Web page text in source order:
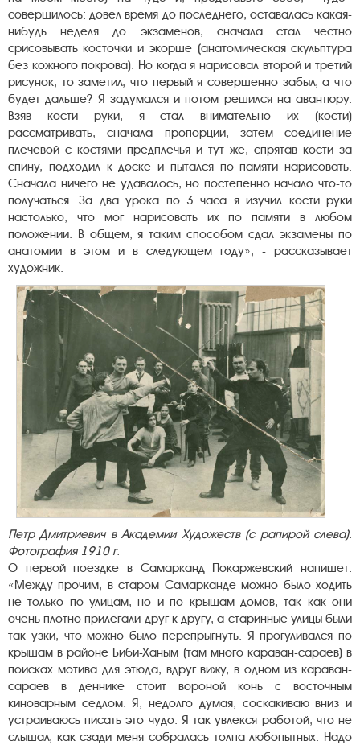
совершилось: довел время до последнего, оставалась какая-
нибудь неделя до экзаменов, сначала стал честно
срисовывать косточки и экорше (анатомическая скульптура
без кожного покрова). Но когда я нарисовал второй и третий
рисунок, то заметил, что первый я совершенно забыл, а что
будет дальше? Я задумался и потом решился на авантюру.
Взяв кости руки, я стал внимательно их (кости)
рассматривать, сначала пропорции, затем соединение
плечевой с костями предплечья и тут же, спрятав кости за
спину, подходил к доске и пытался по памяти нарисовать.
Сначала ничего не удавалось, но постепенно начало что-то
получаться. За два урока по 3 часа я изучил кости руки
настолько, что мог нарисовать их по памяти в любом
положении. В общем, я таким способом сдал экзамены по
анатомии в этом и в следующем году», - рассказывает
художник.
Петр Дмитриевич в Академии Художеств (с рапирой слева).
Фотография 1910 г.
О первой поездке в Самарканд Покаржевский напишет:
«Между прочим, в старом Самарканде можно было ходить
не только по улицам, но и по крышам домов, так как они
очень плотно прилегали друг к другу, а старинные улицы были
так узки, что можно было перепрыгнуть. Я прогуливался по
крышам в районе Биби-Ханым (там много караван-сараев) в
поисках мотива для этюда, вдруг вижу, в одном из караван-
сараев в деннике стоит вороной конь с восточным
киноварным седлом. Я, недолго думая, соскакиваю вниз и
устраиваюсь писать это чудо. Я так увлекся работой, что не
слышал, как сзади меня собралась толпа любопытных. Надо